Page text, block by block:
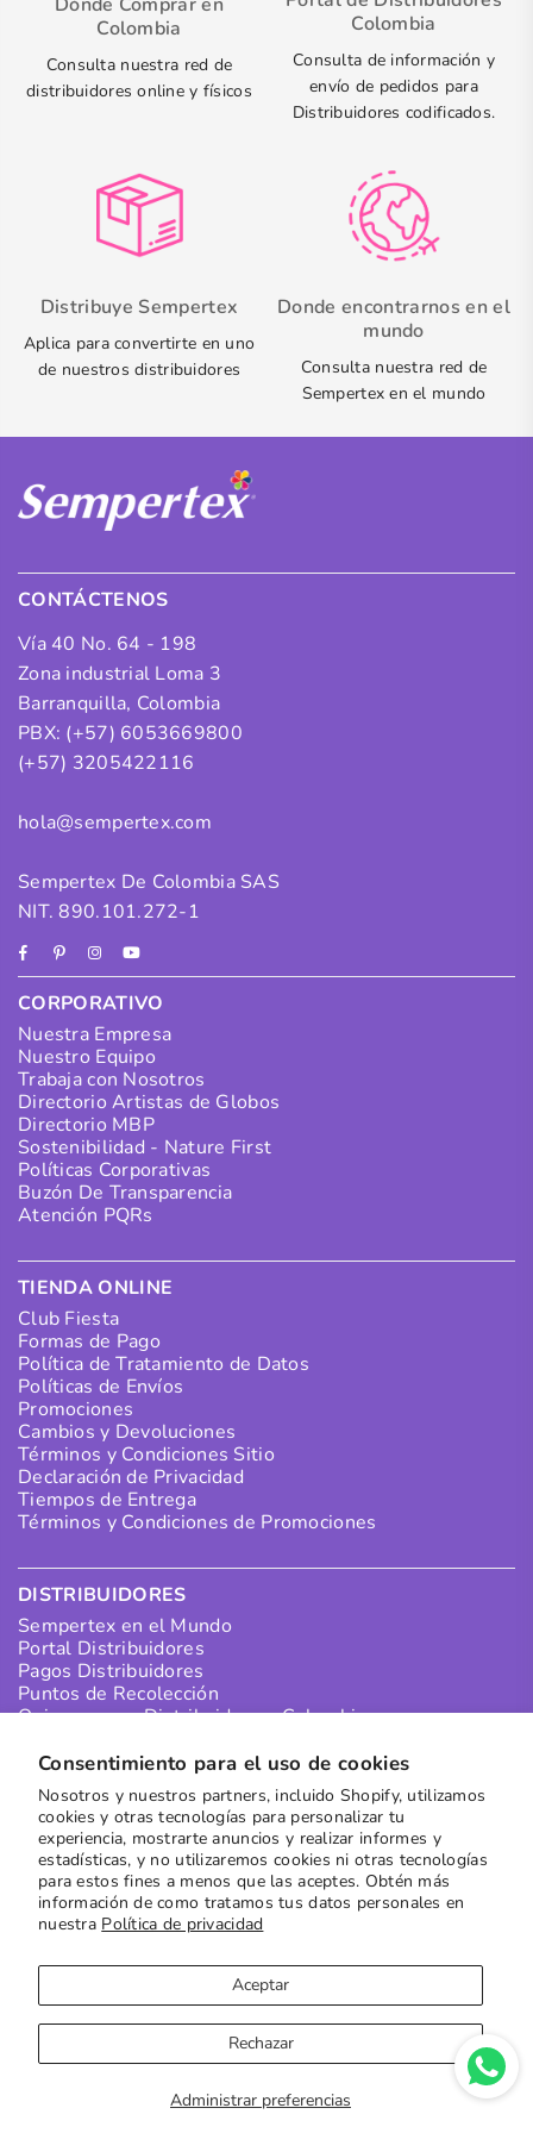
Consentimiento para el uso de cookies
Nosotros y nuestros partners, incluido Shopify, utilizamos
cookies y otras tecnologías para personalizar tu
experiencia, mostrarte anuncios y realizar informes y
estadísticas, y no utilizaremos cookies ni otras tecnologías
para estos fines a menos que las aceptes. Obtén más
información de como tratamos tus datos personales en
nuestra Política de privacidad
Administrar preferencias
Aceptar
Rechazar
Colombia
Consulta nuestra red de
distribuidores online y físicos
Colombia
Consulta de información y
envío de pedidos para
Distribuidores codificados.
Distribuye Sempertex
Aplica para convertirte en uno
de nuestros distribuidores
Donde encontrarnos en el
mundo
Consulta nuestra red de
Sempertex en el mundo
CONTÁCTENOS
Vía 40 No. 64 - 198
Zona industrial Loma 3
Barranquilla, Colombia
PBX: (+57) 6053669800
(+57) 3205422116
hola@sempertex.com
Sempertex De Colombia SAS
NIT. 890.101.272-1
FacebookPinterestInstagram
YouTube
CORPORATIVO
Nuestra Empresa
Nuestro Equipo
Trabaja con Nosotros
Directorio Artistas de Globos
Directorio MBP
Sostenibilidad - Nature First
Políticas Corporativas
Buzón De Transparencia
Atención PQRs
TIENDA ONLINE
Club Fiesta
Formas de Pago
Política de Tratamiento de Datos
Políticas de Envíos
Promociones
Cambios y Devoluciones
Términos y Condiciones Sitio
Declaración de Privacidad
Tiempos de Entrega
Términos y Condiciones de Promociones
DISTRIBUIDORES
Sempertex en el Mundo
Portal Distribuidores
Pagos Distribuidores
Puntos de Recolección
Quiero ser un Distribuidor en Colombia
SUSCRÍBETE A NUESTRO NEWSLETTER
Recibe las mejores ofertas directamente en tu buzón
Suscribirse
Copyright © 2023Sempertex| Sitio porMoxie Digital